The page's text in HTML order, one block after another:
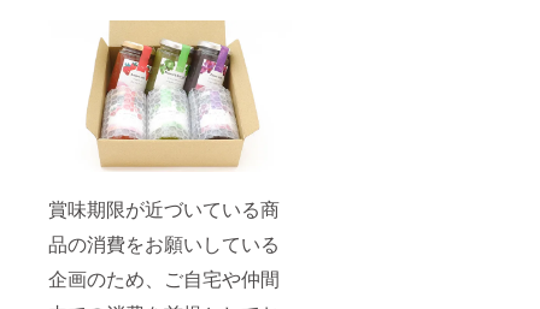
賞味期限が近づいている商
品の消費をお願いしている
企画のため、ご自宅や仲間